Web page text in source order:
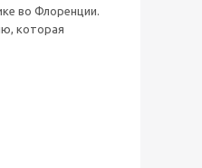
во Флоренции.
которая